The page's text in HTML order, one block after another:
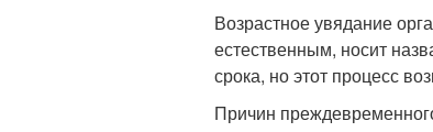
Возрастное увядание
естественным, носит
срока, но этот процесс
Причин